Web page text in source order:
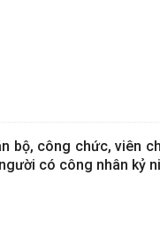
bộ, công chức, viên
có công nhân kỷ